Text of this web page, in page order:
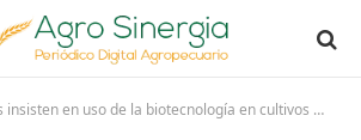
en uso de la biotecnología en cultivos estratégicos